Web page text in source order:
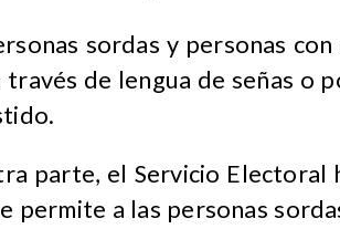
sordas y personas
través de lengua de señas o
parte, el Servicio Electoral
permite a las personas